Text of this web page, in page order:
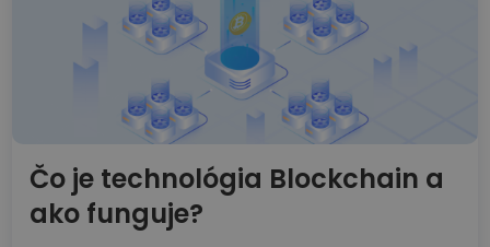
Čo je technológia Blockchain a
ako funguje?